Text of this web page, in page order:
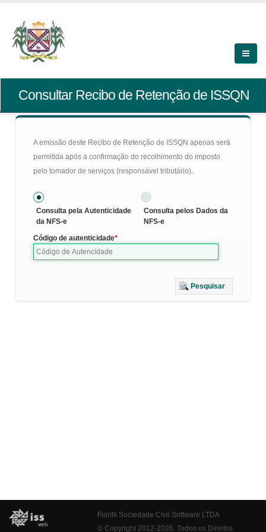
Consultar Recibo de Retenção de ISSQN
A emissão deste Recibo de Retenção de ISSQN apenas será
permitida após a confirmação do recolhimento do imposto
pelo tomador de serviços (responsável tributário).
Consulta pela Autenticidade
da NFS-e
Consulta pelos Dados da
NFS-e
Código de autenticidade
Pesquisar
Fiorilli Sociedade Civil Software LTDA
© Copyright 2012-2026. Todos os Direitos